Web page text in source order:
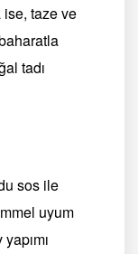
ise, taze ve
tadı
sos ile
uyum